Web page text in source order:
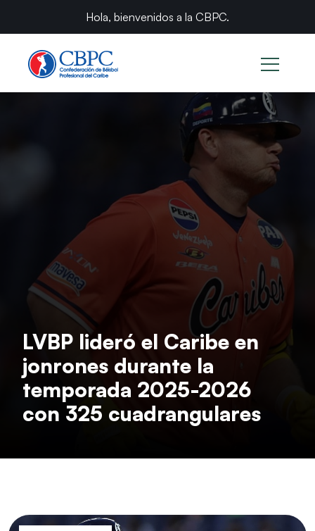
Hola, bienvenidos a la CBPC.
LVBP lideró el Caribe en
jonrones durante la
temporada 2025-2026
con 325 cuadrangulares